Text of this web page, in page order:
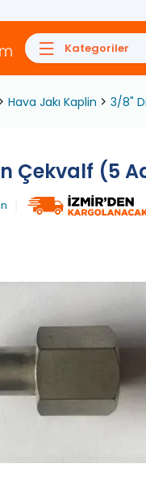
Kategoriler
Hava Jakı Kaplin 3/8"
Çekvalf (5